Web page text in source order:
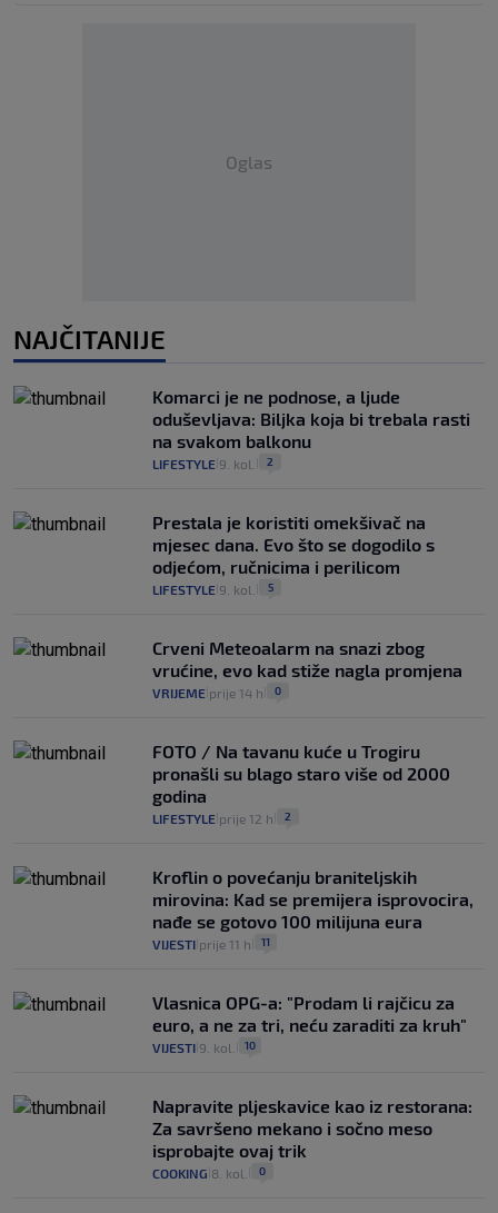
Oglas
NAJČITANIJE
Komarci je ne podnose, a ljude
oduševljava: Biljka koja bi trebala rasti
na svakom balkonu
LIFESTYLE 9. kol. 2
Prestala je koristiti omekšivač na
mjesec dana. Evo što se dogodilo s
odjećom, ručnicima i perilicom
LIFESTYLE 9. kol. 5
Crveni Meteoalarm na snazi zbog
vrućine, evo kad stiže nagla promjena
VRIJEME prije 14 h 0
FOTO / Na tavanu kuće u Trogiru
pronašli su blago staro više od 2000
godina
LIFESTYLE prije 12 h 2
Kroflin o povećanju braniteljskih
mirovina: Kad se premijera isprovocira,
nađe se gotovo 100 milijuna eura
VIJESTI prije 11 h 11
Vlasnica OPG-a: "Prodam li rajčicu za
euro, a ne za tri, neću zaraditi za kruh"
VIJESTI 9. kol. 10
Napravite pljeskavice kao iz restorana:
Za savršeno mekano i sočno meso
isprobajte ovaj trik
COOKING 8. kol. 0